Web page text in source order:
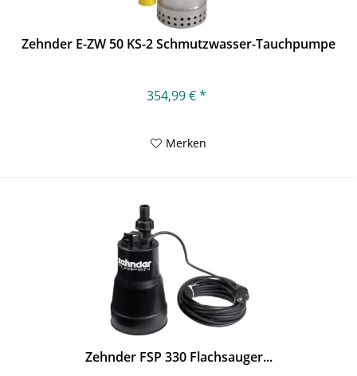
Zehnder E-ZW 50 KS-2 Schmutzwasser-Tauchpumpe
354,99 € *
Merken
Zehnder FSP 330 Flachsauger...